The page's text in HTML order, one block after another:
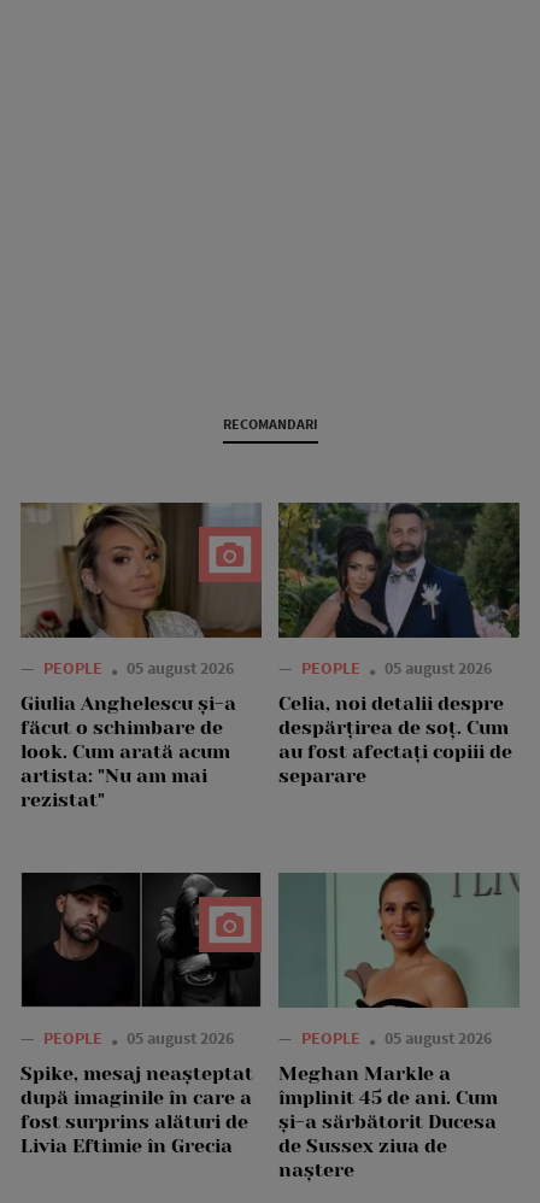
RECOMANDARI
— PEOPLE 05 august 2026
Giulia Anghelescu și-a
făcut o schimbare de
look. Cum arată acum
artista: "Nu am mai
rezistat"
— PEOPLE 05 august 2026
Celia, noi detalii despre
despărțirea de soț. Cum
au fost afectați copiii de
separare
— PEOPLE 05 august 2026
Spike, mesaj neașteptat
după imaginile în care a
fost surprins alături de
Livia Eftimie în Grecia
— PEOPLE 05 august 2026
Meghan Markle a
împlinit 45 de ani. Cum
și-a sărbătorit Ducesa
de Sussex ziua de
naștere